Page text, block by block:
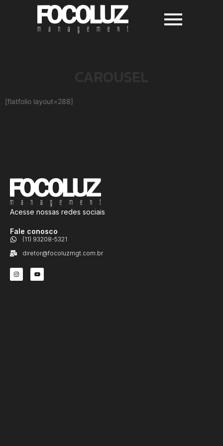
[flatfolio layout=288]
Acesse nossas redes sociais
Fale conosco
(11) 93208-5321
diretor@focoluzmgt.com.br